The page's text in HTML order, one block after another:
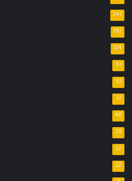
247
192
124
93
92
72
46
28
22
22